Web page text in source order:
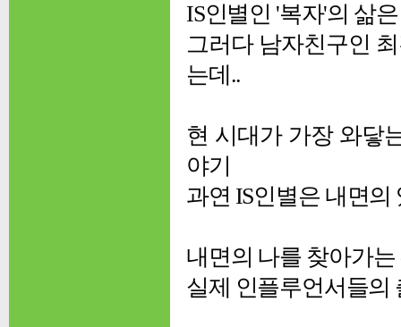
IS인별인 '복자'의 삶
그러다 남자친구인
는데..
현 시대가 가장 와닿
야기
과연 IS인별은 내면의
내면의 나를 찾아가
실제 인플루언서들의